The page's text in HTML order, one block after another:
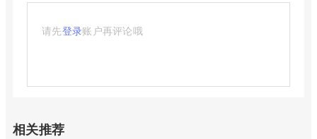
请先登录账户再评论哦
相关推荐